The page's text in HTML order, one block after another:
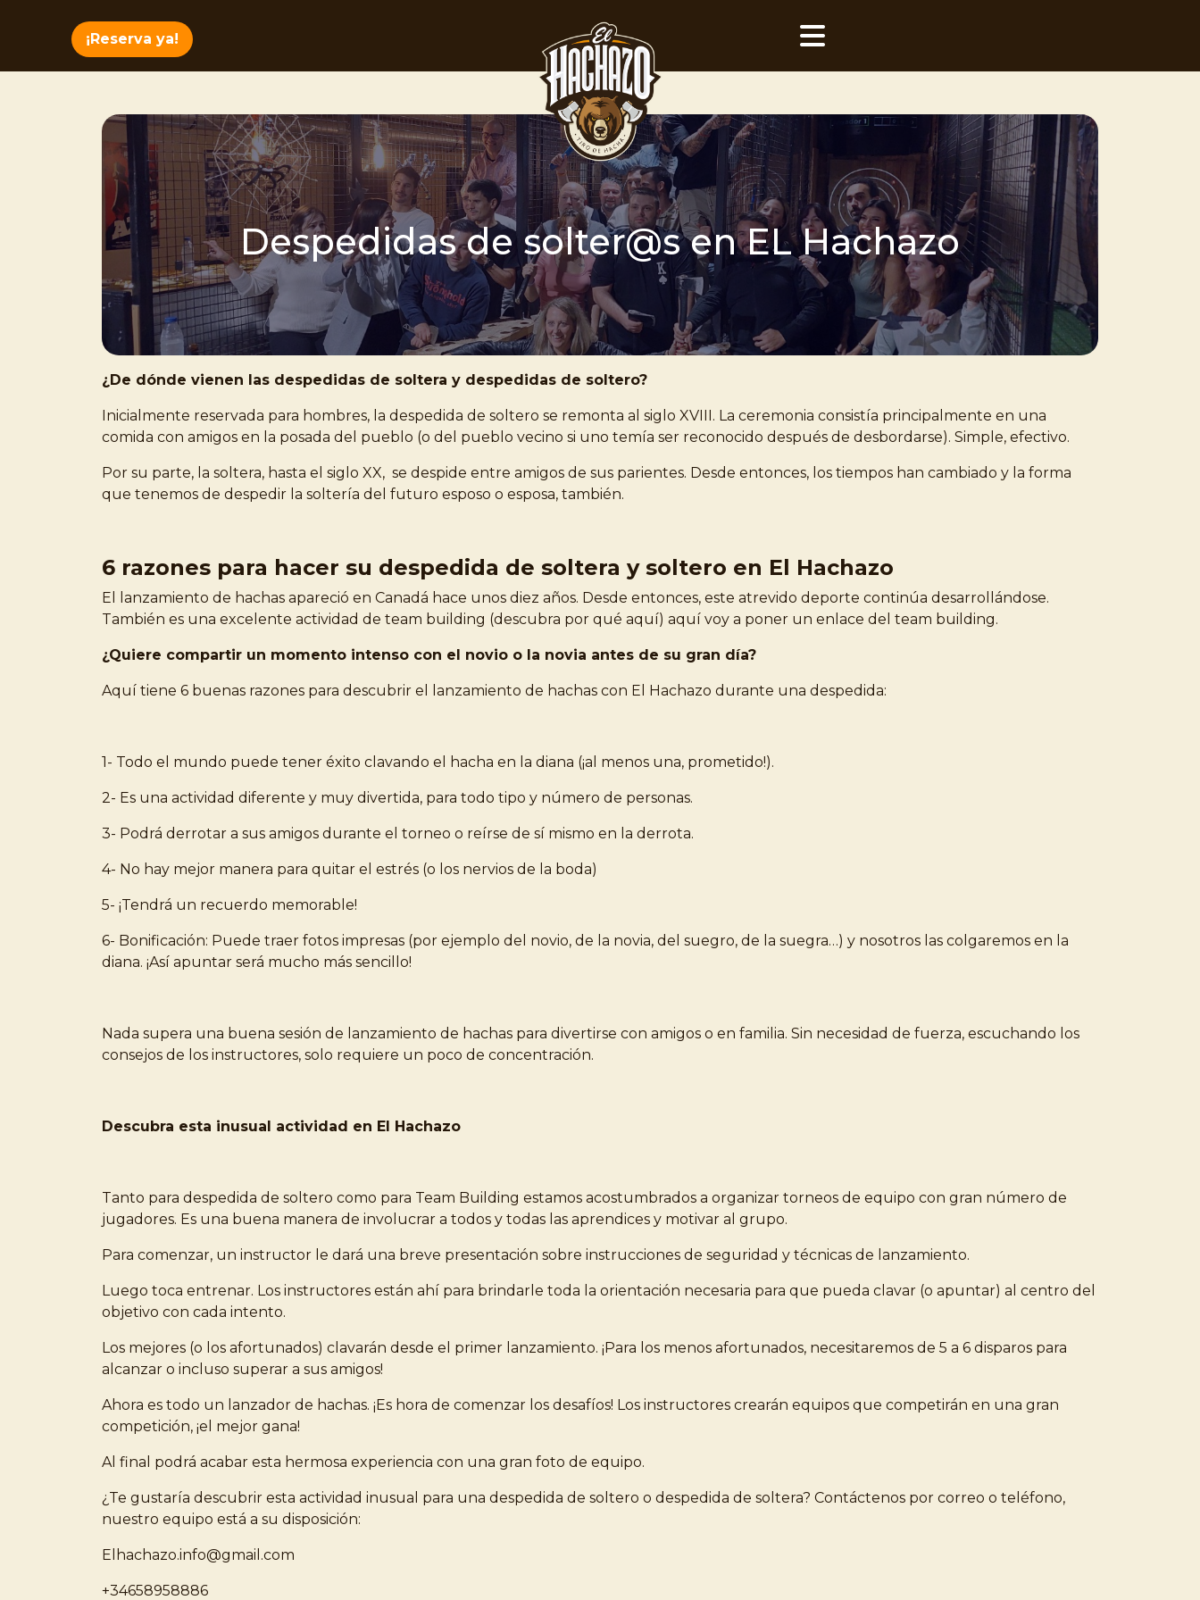
¡Reserva ya!
Despedidas de solter@s en EL Hachazo
¿De dónde vienen las despedidas de soltera y despedidas de soltero?
Inicialmente reservada para hombres, la despedida de soltero se remonta al siglo XVIII. La ceremonia consistía principalmente en una
comida con amigos en la posada del pueblo (o del pueblo vecino si uno temía ser reconocido después de desbordarse). Simple, efectivo.
Por su parte, la soltera, hasta el siglo XX, se despide entre amigos de sus parientes. Desde entonces, los tiempos han cambiado y la forma
que tenemos de despedir la soltería del futuro esposo o esposa, también.
6 razones para hacer su despedida de soltera y soltero en El Hachazo
El lanzamiento de hachas apareció en Canadá hace unos diez años. Desde entonces, este atrevido deporte continúa desarrollándose.
También es una excelente actividad de team building (descubra por qué aquí) aquí voy a poner un enlace del team building.
¿Quiere compartir un momento intenso con el novio o la novia antes de su gran día?
Aquí tiene 6 buenas razones para descubrir el lanzamiento de hachas con El Hachazo durante una despedida:
1- Todo el mundo puede tener éxito clavando el hacha en la diana (¡al menos una, prometido!).
2- Es una actividad diferente y muy divertida, para todo tipo y número de personas.
3- Podrá derrotar a sus amigos durante el torneo o reírse de sí mismo en la derrota.
4- No hay mejor manera para quitar el estrés (o los nervios de la boda)
5- ¡Tendrá un recuerdo memorable!
6- Bonificación: Puede traer fotos impresas (por ejemplo del novio, de la novia, del suegro, de la suegra…) y nosotros las colgaremos en la
diana. ¡Así apuntar será mucho más sencillo!
Nada supera una buena sesión de lanzamiento de hachas para divertirse con amigos o en familia. Sin necesidad de fuerza, escuchando los
consejos de los instructores, solo requiere un poco de concentración.
Descubra esta inusual actividad en El Hachazo
Tanto para despedida de soltero como para Team Building estamos acostumbrados a organizar torneos de equipo con gran número de
jugadores. Es una buena manera de involucrar a todos y todas las aprendices y motivar al grupo.
Para comenzar, un instructor le dará una breve presentación sobre instrucciones de seguridad y técnicas de lanzamiento.
Luego toca entrenar. Los instructores están ahí para brindarle toda la orientación necesaria para que pueda clavar (o apuntar) al centro del
objetivo con cada intento.
Los mejores (o los afortunados) clavarán desde el primer lanzamiento. ¡Para los menos afortunados, necesitaremos de 5 a 6 disparos para
alcanzar o incluso superar a sus amigos!
Ahora es todo un lanzador de hachas. ¡Es hora de comenzar los desafíos! Los instructores crearán equipos que competirán en una gran
competición, ¡el mejor gana!
Al final podrá acabar esta hermosa experiencia con una gran foto de equipo.
¿Te gustaría descubrir esta actividad inusual para una despedida de soltero o despedida de soltera? Contáctenos por correo o teléfono,
nuestro equipo está a su disposición:
Elhachazo.info@gmail.com
+34658958886